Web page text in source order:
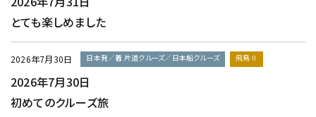
とても楽しめました
2026年7月30日 日本発／着 片道クルーズ／日本船クルーズ 飛鳥Ⅱ
2026年7月30日
初めてのクルーズ旅